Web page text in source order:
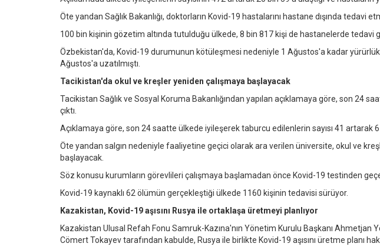
Öte yandan Sağlık Bakanlığı, doktorların Kovid-19 hastalarını hastane dışında tedavi
100 bin kişinin gözetim altında tutulduğu ülkede, 8 bin 817 kişi de hastanelerde tedavi
Özbekistan'da, Kovid-19 durumunun kötüleşmesi nedeniyle 1 Ağustos'a kadar
Ağustos'a uzatılmıştı.
Tacikistan'da okul ve kreşler yeniden çalışmaya başlayacak
Tacikistan Sağlık ve Sosyal Koruma Bakanlığından yapılan açıklamaya göre, son 24
çıktı.
Açıklamaya göre, son 24 saatte ülkede iyileşerek taburcu edilenlerin sayısı 41 artarak 6
Öte yandan salgın nedeniyle faaliyetine geçici olarak ara verilen üniversite, okul ve
başlayacak.
Söz konusu kurumların görevlileri çalışmaya başlamadan önce Kovid-19 testinden
Kovid-19 kaynaklı 62 ölümün gerçekleştiği ülkede 1160 kişinin tedavisi sürüyor.
Kazakistan, Kovid-19 aşısını Rusya ile ortaklaşa üretmeyi planlıyor
Kazakistan Ulusal Refah Fonu Samruk-Kazına'nın Yönetim Kurulu Başkanı Ahmetjan
Cömert Tokayev tarafından kabulde, Rusya ile birlikte Kovid-19 aşısını üretme planı